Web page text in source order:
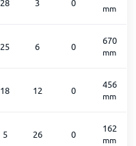
mm
25 6 0
670
mm
18 12 0
456
mm
5 26 0
162
mm